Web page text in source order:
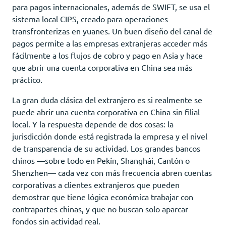
para pagos internacionales, además de SWIFT, se usa el
sistema local CIPS, creado para operaciones
transfronterizas en yuanes. Un buen diseño del canal de
pagos permite a las empresas extranjeras acceder más
fácilmente a los flujos de cobro y pago en Asia y hace
que abrir una cuenta corporativa en China sea más
práctico.
La gran duda clásica del extranjero es si realmente se
puede abrir una cuenta corporativa en China sin filial
local. Y la respuesta depende de dos cosas: la
jurisdicción donde está registrada la empresa y el nivel
de transparencia de su actividad. Los grandes bancos
chinos —sobre todo en Pekín, Shanghái, Cantón o
Shenzhen— cada vez con más frecuencia abren cuentas
corporativas a clientes extranjeros que pueden
demostrar que tiene lógica económica trabajar con
contrapartes chinas, y que no buscan solo aparcar
fondos sin actividad real.